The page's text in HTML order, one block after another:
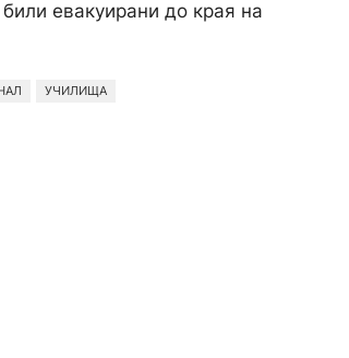
евакуирани до края на
УЧИЛИЩА